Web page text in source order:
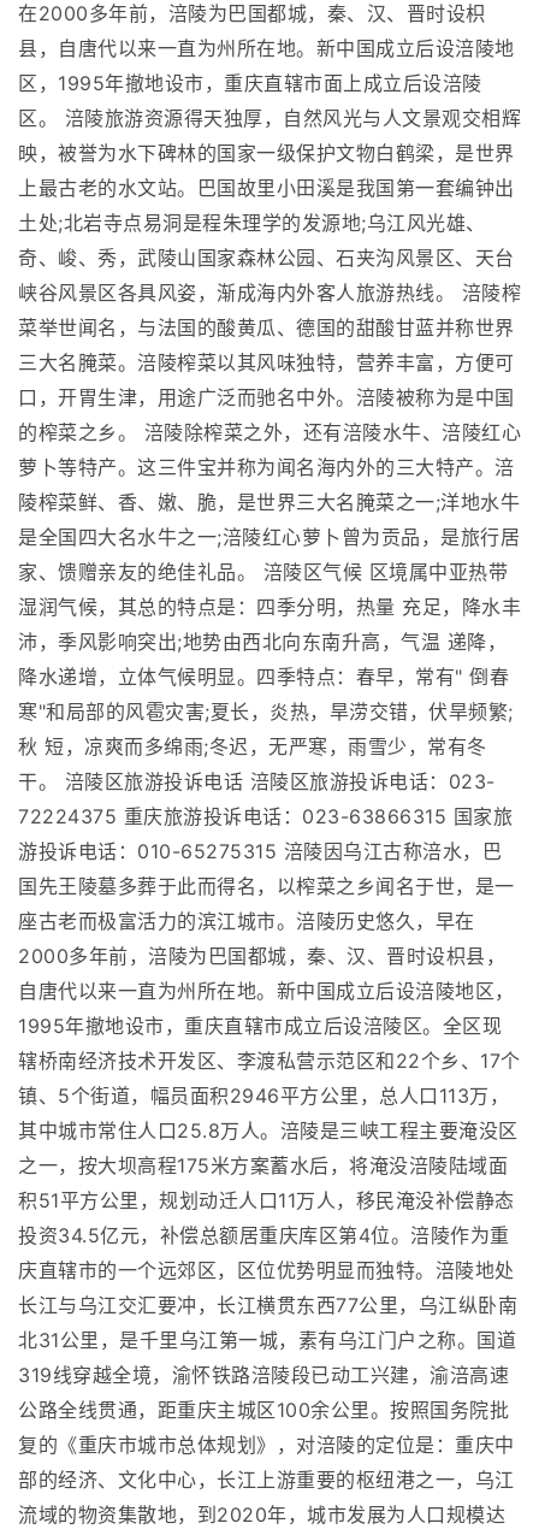
在2000多年前，涪陵为巴国都城，秦、汉、晋时设枳
县，自唐代以来一直为州所在地。新中国成立后设涪陵地
区，1995年撤地设市，重庆直辖市面上成立后设涪陵
区。 涪陵旅游资源得天独厚，自然风光与人文景观交相辉
映，被誉为水下碑林的国家一级保护文物白鹤梁，是世界
上最古老的水文站。巴国故里小田溪是我国第一套编钟出
土处;北岩寺点易洞是程朱理学的发源地;乌江风光雄、
奇、峻、秀，武陵山国家森林公园、石夹沟风景区、天台
峡谷风景区各具风姿，渐成海内外客人旅游热线。 涪陵榨
菜举世闻名，与法国的酸黄瓜、德国的甜酸甘蓝并称世界
三大名腌菜。涪陵榨菜以其风味独特，营养丰富，方便可
口，开胃生津，用途广泛而驰名中外。涪陵被称为是中国
的榨菜之乡。 涪陵除榨菜之外，还有涪陵水牛、涪陵红心
萝卜等特产。这三件宝并称为闻名海内外的三大特产。涪
陵榨菜鲜、香、嫩、脆，是世界三大名腌菜之一;洋地水牛
是全国四大名水牛之一;涪陵红心萝卜曾为贡品，是旅行居
家、馈赠亲友的绝佳礼品。 涪陵区气候 区境属中亚热带
湿润气候，其总的特点是：四季分明，热量 充足，降水丰
沛，季风影响突出;地势由西北向东南升高，气温 递降，
降水递增，立体气候明显。四季特点：春早，常有" 倒春
寒"和局部的风雹灾害;夏长，炎热，旱涝交错，伏旱频繁;
秋 短，凉爽而多绵雨;冬迟，无严寒，雨雪少，常有冬
干。 涪陵区旅游投诉电话 涪陵区旅游投诉电话：023-
72224375 重庆旅游投诉电话：023-63866315 国家旅
游投诉电话：010-65275315 涪陵因乌江古称涪水，巴
国先王陵墓多葬于此而得名，以榨菜之乡闻名于世，是一
座古老而极富活力的滨江城市。涪陵历史悠久，早在
2000多年前，涪陵为巴国都城，秦、汉、晋时设枳县，
自唐代以来一直为州所在地。新中国成立后设涪陵地区，
1995年撤地设市，重庆直辖市成立后设涪陵区。全区现
辖桥南经济技术开发区、李渡私营示范区和22个乡、17个
镇、5个街道，幅员面积2946平方公里，总人口113万，
其中城市常住人口25.8万人。涪陵是三峡工程主要淹没区
之一，按大坝高程175米方案蓄水后，将淹没涪陵陆域面
积51平方公里，规划动迁人口11万人，移民淹没补偿静态
投资34.5亿元，补偿总额居重庆库区第4位。涪陵作为重
庆直辖市的一个远郊区，区位优势明显而独特。涪陵地处
长江与乌江交汇要冲，长江横贯东西77公里，乌江纵卧南
北31公里，是千里乌江第一城，素有乌江门户之称。国道
319线穿越全境，渝怀铁路涪陵段已动工兴建，渝涪高速
公路全线贯通，距重庆主城区100余公里。按照国务院批
复的《重庆市城市总体规划》，对涪陵的定位是：重庆中
部的经济、文化中心，长江上游重要的枢纽港之一，乌江
流域的物资集散地，到2020年，城市发展为人口规模达